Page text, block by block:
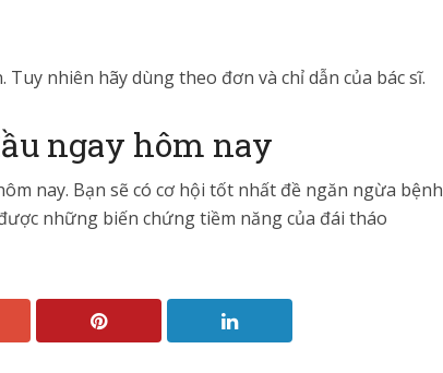
nhiên hãy dùng theo đơn và chỉ dẫn của bác sĩ.
ngay hôm nay
nay. Bạn sẽ có cơ hội tốt nhất đề ngăn ngừa bệnh
những biến chứng tiềm năng của đái tháo